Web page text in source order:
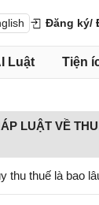
Đăng ký/
Luật Tiện
LUẬT VỀ
thu thuế là bao